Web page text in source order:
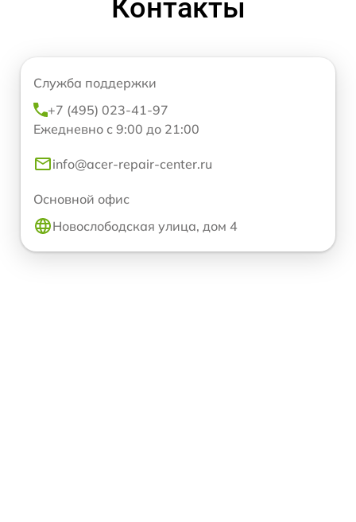
Контакты
Служба поддержки
+7 (495) 023-41-97
Ежедневно с 9:00 до 21:00
info@acer-repair-center.ru
Основной офис
Новослободская улица, дом 4